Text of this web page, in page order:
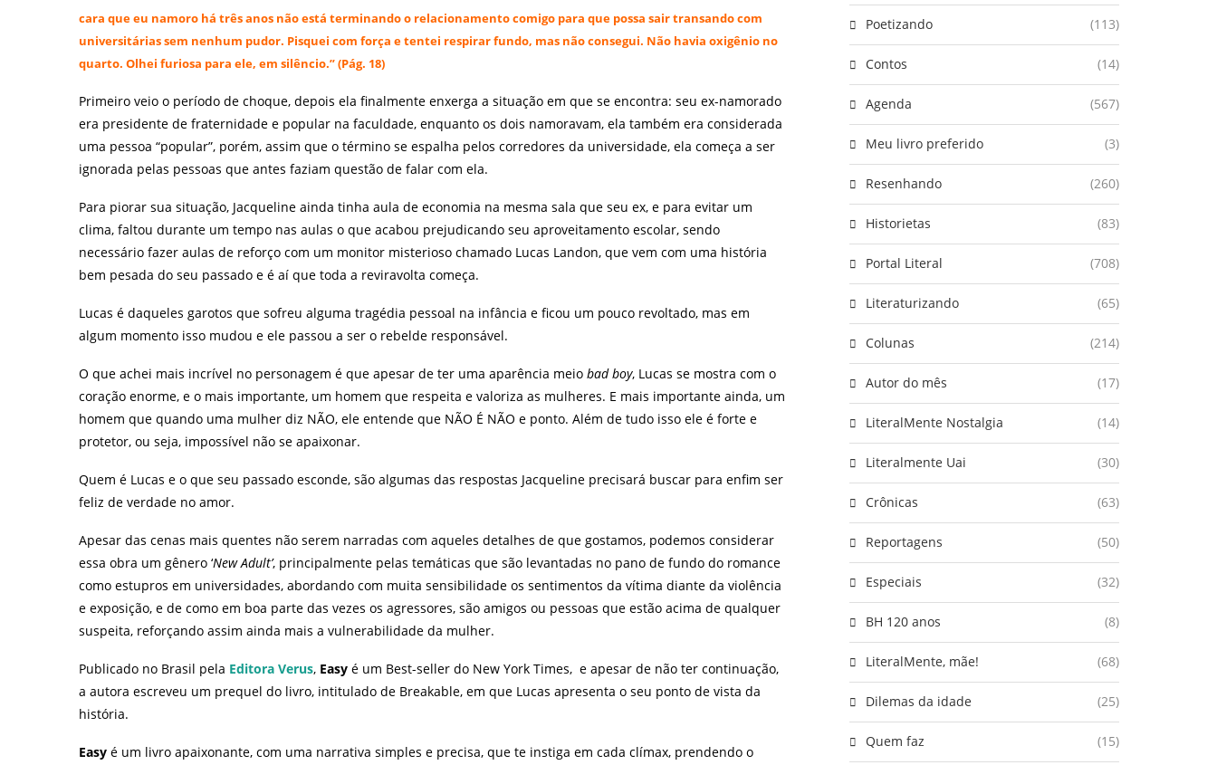
cara que eu namoro há três anos não está terminando o relacionamento comigo para que possa sair transando com
universitárias sem nenhum pudor. Pisquei com força e tentei respirar fundo, mas não consegui. Não havia oxigênio no
quarto. Olhei furiosa para ele, em silêncio.” (Pág. 18)
Primeiro veio o período de choque, depois ela finalmente enxerga a situação em que se encontra: seu ex-namorado
era presidente de fraternidade e popular na faculdade, enquanto os dois namoravam, ela também era considerada
uma pessoa “popular”, porém, assim que o término se espalha pelos corredores da universidade, ela começa a ser
ignorada pelas pessoas que antes faziam questão de falar com ela.
Para piorar sua situação, Jacqueline ainda tinha aula de economia na mesma sala que seu ex, e para evitar um
clima, faltou durante um tempo nas aulas o que acabou prejudicando seu aproveitamento escolar, sendo
necessário fazer aulas de reforço com um monitor misterioso chamado Lucas Landon, que vem com uma história
bem pesada do seu passado e é aí que toda a reviravolta começa.
Lucas é daqueles garotos que sofreu alguma tragédia pessoal na infância e ficou um pouco revoltado, mas em
algum momento isso mudou e ele passou a ser o rebelde responsável.
O que achei mais incrível no personagem é que apesar de ter uma aparência meio bad boy, Lucas se mostra com o
coração enorme, e o mais importante, um homem que respeita e valoriza as mulheres. E mais importante ainda, um
homem que quando uma mulher diz NÃO, ele entende que NÃO É NÃO e ponto. Além de tudo isso ele é forte e
protetor, ou seja, impossível não se apaixonar.
Quem é Lucas e o que seu passado esconde, são algumas das respostas Jacqueline precisará buscar para enfim ser
feliz de verdade no amor.
Apesar das cenas mais quentes não serem narradas com aqueles detalhes de que gostamos, podemos considerar
essa obra um gênero ‘New Adult’, principalmente pelas temáticas que são levantadas no pano de fundo do romance
como estupros em universidades, abordando com muita sensibilidade os sentimentos da vítima diante da violência
e exposição, e de como em boa parte das vezes os agressores, são amigos ou pessoas que estão acima de qualquer
suspeita, reforçando assim ainda mais a vulnerabilidade da mulher.
Publicado no Brasil pela Editora Verus, Easy é um Best-seller do New York Times, e apesar de não ter continuação,
a autora escreveu um prequel do livro, intitulado de Breakable, em que Lucas apresenta o seu ponto de vista da
história.
Easy é um livro apaixonante, com uma narrativa simples e precisa, que te instiga em cada clímax, prendendo o
Poetizando (113)
Contos (14)
Agenda (567)
Meu livro preferido (3)
Resenhando (260)
Historietas (83)
Portal Literal (708)
Literaturizando (65)
Colunas (214)
Autor do mês (17)
LiteralMente Nostalgia (14)
Literalmente Uai (30)
Crônicas (63)
Reportagens (50)
Especiais (32)
BH 120 anos (8)
LiteralMente, mãe! (68)
Dilemas da idade (25)
Quem faz (15)